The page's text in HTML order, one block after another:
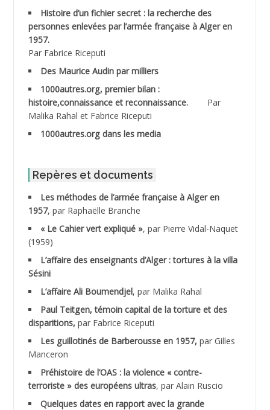
ABDELMOUMENE Ahmed
ABDESMED Mohamed ben Kaddour
ABDESSELAMI Kouider
ABDESSLEM Ahmed dit le Coiffeur
ABDOUDOU
ABID Mohamed
ABNOUN Salah
ACHACHE M.*
ACHLAF Ali
ADALMI
ADANE Ramdane *
ADDAD
Histoire d’un fichier secret : la recherche des
personnes enlevées par l’armée française à Alger en
1957.
Par Fabrice Riceputi
Des Maurice Audin par milliers
1000autres.org, premier bilan :
histoire,connaissance et reconnaissance.
Par
Malika Rahal et Fabrice Riceputi
1000autres.org dans les media
Repères et documents
Les méthodes de l’armée française à Alger en
1957, par Raphaëlle Branche
« Le Cahier vert expliqué », par Pierre Vidal-Naquet
(1959)
L’affaire des enseignants d’Alger : tortures à la villa
Sésini
L’affaire Ali Boumendjel, par Malika Rahal
Paul Teitgen, témoin capital de la torture et des
disparitions, par Fabrice Riceputi
Les guillotinés de Barberousse en 1957, par Gilles
Manceron
Préhistoire de l’OAS : la violence « contre-
terroriste » des européens ultras, par Alain Ruscio
Quelques dates en rapport avec la grande